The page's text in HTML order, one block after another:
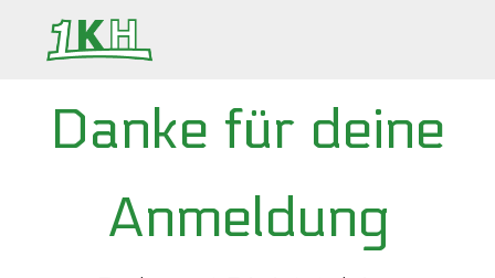
Danke für deine
Anmeldung